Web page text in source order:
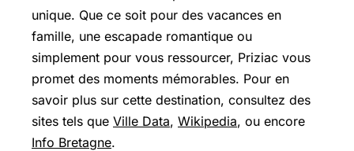
unique. Que ce soit pour des vacances en
famille, une escapade romantique ou
simplement pour vous ressourcer, Priziac vous
promet des moments mémorables. Pour en
savoir plus sur cette destination, consultez des
sites tels que Ville Data, Wikipedia, ou encore
Info Bretagne.